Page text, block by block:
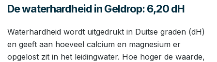
De waterhardheid in Geldrop: 6,20 dH
Waterhardheid wordt uitgedrukt in Duitse graden (dH)
en geeft aan hoeveel calcium en magnesium er
opgelost zit in het leidingwater. Hoe hoger de waarde,